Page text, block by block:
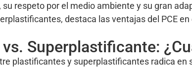
respeto por el medio ambiente y su gran
destaca las ventajas del PCE
Superplastificante:
plastificantes y superplastificantes radica en